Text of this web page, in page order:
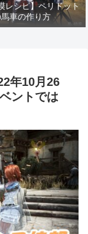
レシピ】ペリドット
車の作り方
年10月26
ントでは